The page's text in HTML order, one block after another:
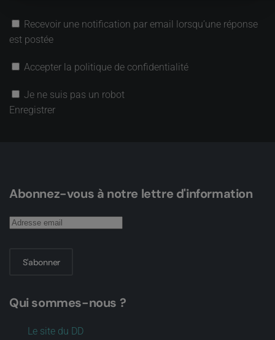
Recevoir une notification par email lorsqu’une réponse
est postée
Accepter la politique de confidentialité
Je ne suis pas un robot
Enregistrer
Abonnez-vous à notre lettre d'information
S'abonner
Qui sommes-nous ?
Le site du DD